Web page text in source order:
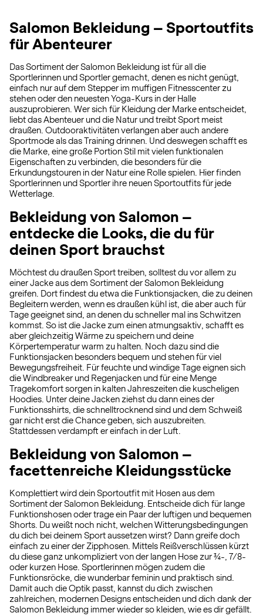
Salomon Bekleidung – Sportoutfits
für Abenteurer
Das Sortiment der Salomon Bekleidung ist für all die
Sportlerinnen und Sportler gemacht, denen es nicht genügt,
einfach nur auf dem Stepper im muffigen Fitnesscenter zu
stehen oder den neuesten Yoga-Kurs in der Halle
auszuprobieren. Wer sich für Kleidung der Marke entscheidet,
liebt das Abenteuer und die Natur und treibt Sport meist
draußen. Outdooraktivitäten verlangen aber auch andere
Sportmode als das Training drinnen. Und deswegen schafft es
die Marke, eine große Portion Stil mit vielen funktionalen
Eigenschaften zu verbinden, die besonders für die
Erkundungstouren in der Natur eine Rolle spielen. Hier finden
Sportlerinnen und Sportler ihre neuen Sportoutfits für jede
Wetterlage.
Bekleidung von Salomon –
entdecke die Looks, die du für
deinen Sport brauchst
Möchtest du draußen Sport treiben, solltest du vor allem zu
einer Jacke aus dem Sortiment der Salomon Bekleidung
greifen. Dort findest du etwa die Funktionsjacken, die zu deinen
Begleitern werden, wenn es draußen kühl ist, die aber auch für
Tage geeignet sind, an denen du schneller mal ins Schwitzen
kommst. So ist die Jacke zum einen atmungsaktiv, schafft es
aber gleichzeitig Wärme zu speichern und deine
Körpertemperatur warm zu halten. Noch dazu sind die
Funktionsjacken besonders bequem und stehen für viel
Bewegungsfreiheit. Für feuchte und windige Tage eignen sich
die Windbreaker und Regenjacken und für eine Menge
Tragekomfort sorgen in kalten Jahreszeiten die kuscheligen
Hoodies. Unter deine Jacken ziehst du dann eines der
Funktionsshirts, die schnelltrocknend sind und dem Schweiß
gar nicht erst die Chance geben, sich auszubreiten.
Stattdessen verdampft er einfach in der Luft.
Bekleidung von Salomon –
facettenreiche Kleidungsstücke
Komplettiert wird dein Sportoutfit mit Hosen aus dem
Sortiment der Salomon Bekleidung. Entscheide dich für lange
Funktionshosen oder trage ein Paar der luftigen und bequemen
Shorts. Du weißt noch nicht, welchen Witterungsbedingungen
du dich bei deinem Sport aussetzen wirst? Dann greife doch
einfach zu einer der Zipphosen. Mittels Reißverschlüssen kürzt
du diese ganz unkompliziert von der langen Hose zur ¾-, 7/8-
oder kurzen Hose. Sportlerinnen mögen zudem die
Funktionsröcke, die wunderbar feminin und praktisch sind.
Damit auch die Optik passt, kannst du dich zwischen
zahlreichen, modernen Designs entscheiden und dich dank der
Salomon Bekleidung immer wieder so kleiden, wie es dir gefällt.